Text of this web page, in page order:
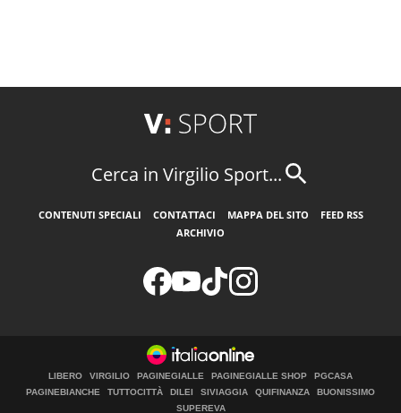
Cerca in Virgilio Sport...
CONTENUTI SPECIALI CONTATTACI MAPPA DEL SITO
FEED RSS
ARCHIVIO
LIBERO VIRGILIO PAGINEGIALLE PAGINEGIALLE SHOP
PGCASA
PAGINEBIANCHE
TUTTOCITTÀ DILEI SIVIAGGIA QUIFINANZA
BUONISSIMO
SUPEREVA